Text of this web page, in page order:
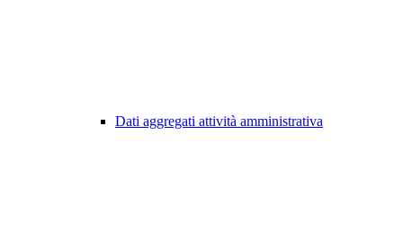
Dati aggregati attività amministrativa